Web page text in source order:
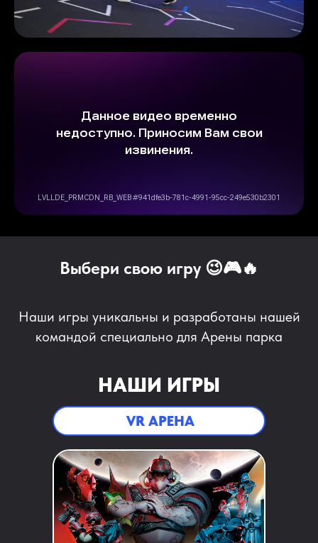
Выбери свою игру 😉🎮🔥
Наши игры уникальны и разработаны нашей
командой специально для Арены парка
VR АРЕНА
НАШИ ИГРЫ